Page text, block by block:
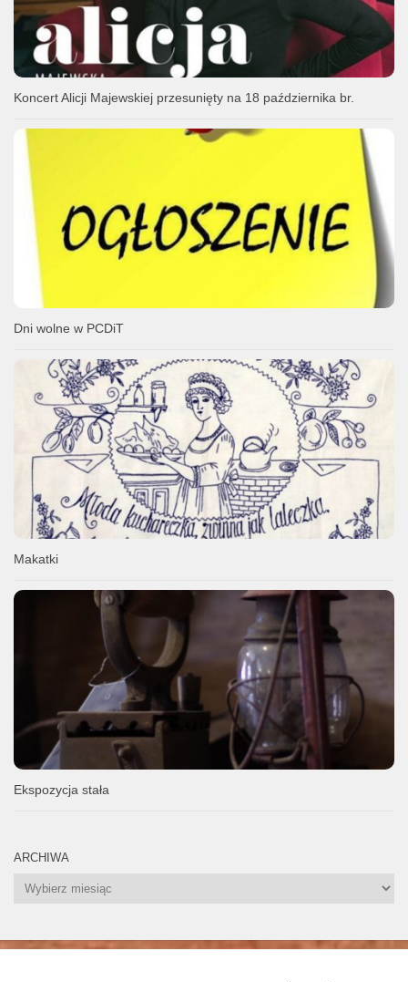
Koncert Alicji Majewskiej przesunięty na 18 października br.
Dni wolne w PCDiT
Makatki
Ekspozycja stała
ARCHIWA
Archiwa